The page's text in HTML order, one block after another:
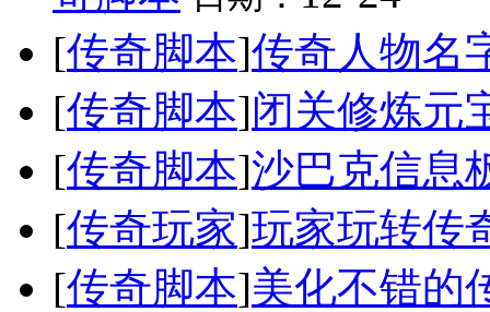
[传奇脚本]传奇人物名
[传奇脚本]闭关修炼元
[传奇脚本]沙巴克信息
[传奇玩家]玩家玩转传
[传奇脚本]美化不错的